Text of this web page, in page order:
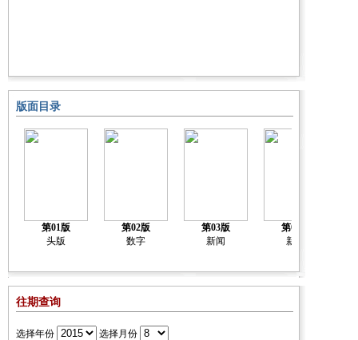
版面目录
第01版
头版
第02版
数字
第03版
新闻
第04版
新闻
往期查询
选择年份 选择月份